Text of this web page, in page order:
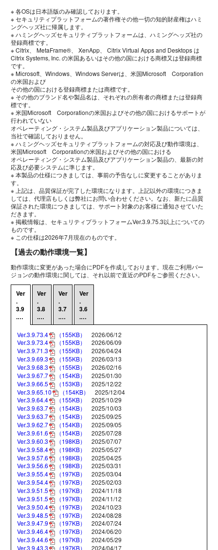
※ 各OSは日本語版のみ確認しております。
※ セキュリティプラットフォームの著作権その他一切の知的財産権はハミ
ングヘッズ社に帰属します。
※ ハミングヘッズセキュリティプラットフォームは、ハミングヘッズ社の
登録商標です。
※ Citrix、 MetaFrame®、 XenApp、 Citrix Virtual Apps and Desktops は
Citrix Systems, Inc. の米国あるいはその他の国における商標又は登録商標
です。
※ Microsoft、Windows、Windows Serverは、米国Microsoft Corporation
の米国および
その他の国における登録商標または商標です。
※ その他のブランド名や製品名は、それぞれの所有者の商標または登録商
標です。
※ 米国Microsoft Corporationの米国およびその他の国におけるサポートが
行われていない
オペレーティング・システム製品及びアプリケーション製品については、
当社で確認しておりません。
※ ハミングヘッズセキュリティプラットフォームの対応及び動作環境は、
米国Microsoft Corporationの米国およびその他の国における
オペレーティング・システム製品及びアプリケーション製品の、最新の対
応及び必要システムに準じます。
※ 本製品の仕様につきましては、事前の予告なしに変更することがありま
す。
※ 上記は、品質保証が完了した環境になります。上記以外の環境につきま
しては、代理店もしくは弊社にお問い合わせください。なお、新たに品質
保証された環境につきましては、サポート対象のお客様に通知させていた
だきます。
※ 掲載情報は、セキュリティプラットフォームVer.3.9.75.3以上についての
ものです。
※ この仕様は2026年7月現在のものです。
【過去の動作環境一覧】
動作環境に変更があった場合にPDFを作成しております。現在ご利用バー
ジョンの動作環境に関しては、それ以前で直近のPDFをご参照ください。
Ver
.
3.9
.…
Ver
.
3.8
.…
Ver
.
3.7
.…
Ver
.
3.6
.…
Ver.3.9.73.4 （155KB）
2026/06/12
Ver.3.9.73.4
（155KB）
2026/06/09
Ver.3.9.71.3
（155KB）
2026/04/24
Ver.3.9.69.3
（155KB）
2026/03/13
Ver.3.9.68.3
（155KB）
2026/02/16
Ver.3.9.67.7
（154KB）
2025/01/30
Ver.3.9.66.5
（153KB）
2025/12/22
Ver.3.9.65.10
（154KB）
2025/12/04
Ver.3.9.64.4
（155KB）
2025/10/29
Ver.3.9.63.7
（154KB）
2025/10/03
Ver.3.9.63.7
（154KB）
2025/09/25
Ver.3.9.62.7
（154KB）
2025/09/05
Ver.3.9.61.6
（154KB）
2025/07/28
Ver.3.9.60.3
（198KB）
2025/07/07
Ver.3.9.58.4
（198KB）
2025/05/27
Ver.3.9.57.6
（198KB）
2025/04/25
Ver.3.9.56.6
（198KB）
2025/03/31
Ver.3.9.55.4
（197KB）
2025/03/04
Ver.3.9.54.4
（197KB）
2025/02/03
Ver.3.9.51.5
（197KB）
2024/11/18
Ver.3.9.51.5
（197KB）
2024/11/12
Ver.3.9.50.4
（197KB）
2024/10/23
Ver.3.9.48.5
（197KB）
2024/08/28
Ver.3.9.47.9
（197KB）
2024/07/24
Ver.3.9.46.4
（197KB）
2024/06/20
Ver.3.9.44.6
（197KB）
2024/05/29
Ver.3.9.43.3
（197KB） 2024/04/17